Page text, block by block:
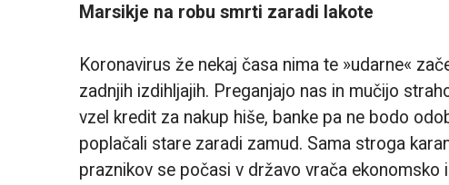
Marsikje na robu smrti zaradi lakote
Koronavirus že nekaj časa nima te »udarne«
zadnjih izdihljajih. Preganjajo nas in mučijo
vzel kredit za nakup hiše, banke pa ne bodo
poplačali stare zaradi zamud. Sama stroga
praznikov se počasi v državo vrača